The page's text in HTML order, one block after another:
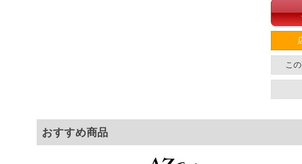
※商品によって若干のサイズの誤差がございます。また、お客様
※上記サイズが実際の商品に付いているタグのサイズ表記と異な
商品付属タグの記載もご確認下さい。
※当店での掲載商品は、実店鋪と在庫を共用しておりますので店
限に努めておりますが、もしあった場合速やかにご連絡させて頂
こ
おすすめ商品